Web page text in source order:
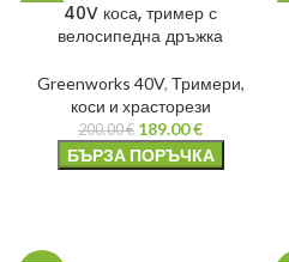
40V коса, тример с
велосипедна дръжка
Greenworks 40V, Тримери,
коси и храсторези
200.00€ 189.00€
БЪРЗА ПОРЪЧКА